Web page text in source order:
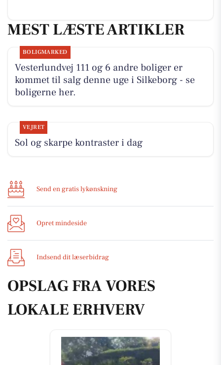
MEST LÆSTE ARTIKLER
BOLIGMARKED
Vesterlundvej 111 og 6 andre boliger er
kommet til salg denne uge i Silkeborg - se
boligerne her.
VEJRET
Sol og skarpe kontraster i dag
Send en gratis lykønskning
Opret mindeside
Indsend dit læserbidrag
OPSLAG FRA VORES
LOKALE ERHVERV